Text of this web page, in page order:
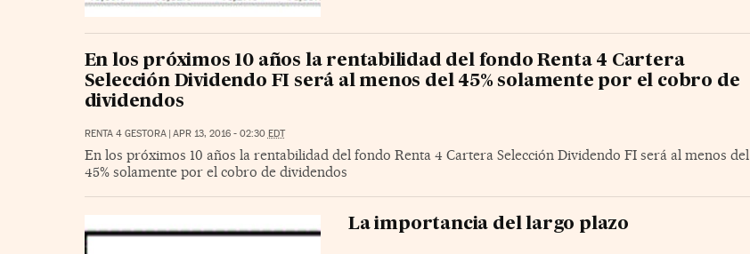
En los próximos 10 años la rentabilidad del fondo Renta 4 Cartera
Selección Dividendo FI será al menos del 45% solamente por el cobro de
dividendos
RENTA 4 GESTORA APR 13, 2016 - 02:30 EDT
En los próximos 10 años la rentabilidad del fondo Renta 4 Cartera Selección Dividendo FI será al menos del
45% solamente por el cobro de dividendos
La importancia del largo plazo